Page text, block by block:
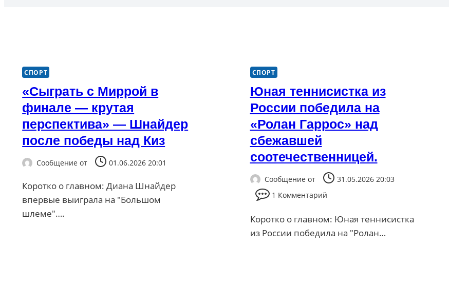
СПОРТ
«Сыграть с Миррой в
финале — крутая
перспектива» — Шнайдер
после победы над Киз
Сообщение от 01.06.2026 20:01
Коротко о главном: Диана Шнайдер
впервые выиграла на "Большом
шлеме"….
СПОРТ
Юная теннисистка из
России победила на
«Ролан Гаррос» над
сбежавшей
соотечественницей.
Сообщение от
31.05.2026 20:03
1 Комментарий
Коротко о главном: Юная теннисистка
из России победила на "Ролан…